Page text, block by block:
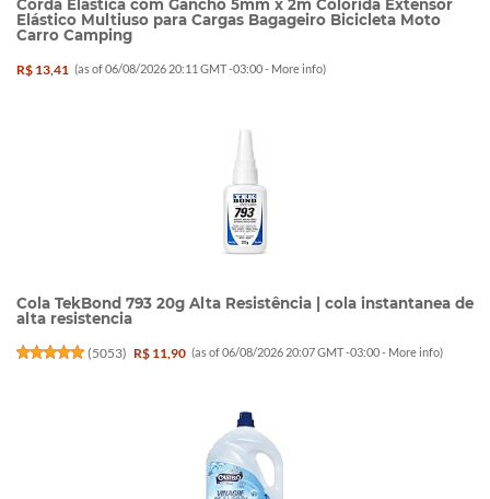
Corda Elástica com Gancho 5mm x 2m Colorida Extensor
Elástico Multiuso para Cargas Bagageiro Bicicleta Moto
Carro Camping
R$ 13,41 (as of 06/08/2026 20:11 GMT -03:00 - More info)
Cola TekBond 793 20g Alta Resistência | cola instantanea de
alta resistencia
(5053) R$ 11,90 (as of 06/08/2026 20:07 GMT -03:00 - More info)